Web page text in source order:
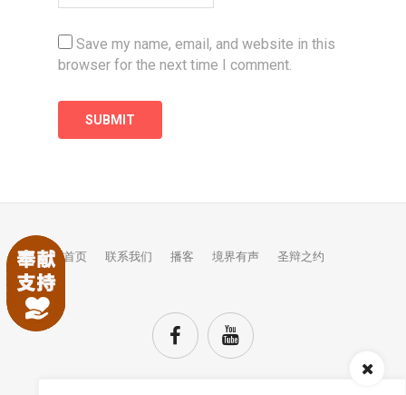
Save my name, email, and website in this
browser for the next time I comment.
首页 联系我们 播客 境界有声 圣辩之约